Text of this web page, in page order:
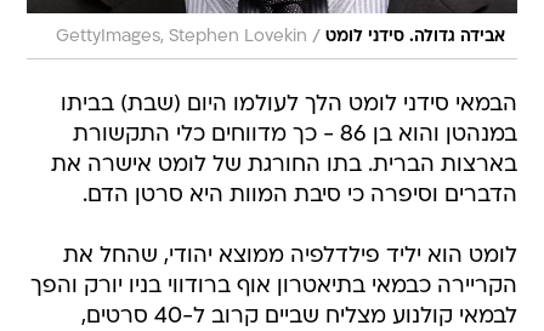
אבידה גדולה. סידני לומט /
GettyImages, Stephen Lovekin
הבמאי סידני לומט הלך לעולמו היום (שבת) בביתו
במנהטן והוא בן 86 - כך מדווחים כלי התקשורת
בארצות הברית. בתו החורגת של לומט אישרה את
הדברים וסיפרה כי סיבת המוות היא סרטן הדם.
לומט הוא יליד פילדלפיה ממוצא יהודי, שהחל את
הקריירה כבמאי בתיאטרון אוף ברודווי בניו יורק והפך
לבמאי קולנוע מצליח שביים קרוב ל-40 סרטים,